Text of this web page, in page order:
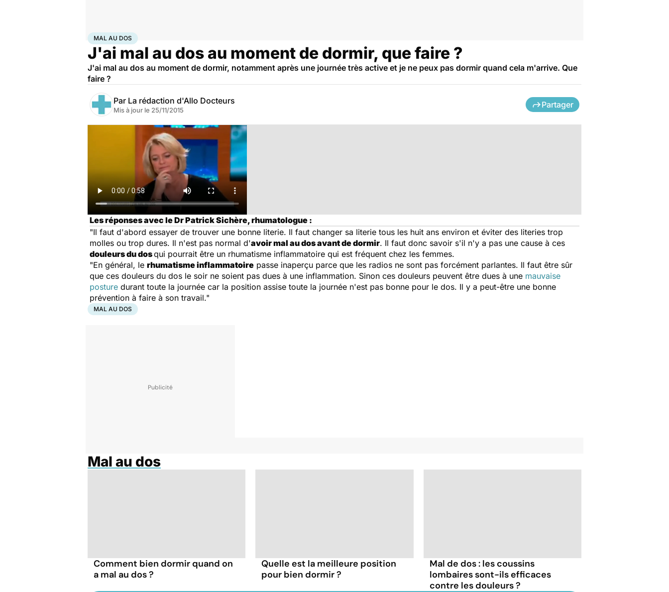
Accueil SantéMaladies
MAL AU DOS
J'ai mal au dos au moment de dormir, que faire ?
J'ai mal au dos au moment de dormir, notamment après une journée très active et je ne peux pas dormir quand cela m'arrive. Que
faire ?
Par La rédaction d'Allo Docteurs
Mis à jour le 25/11/2015
Partager
Les réponses avec le Dr Patrick Sichère, rhumatologue :
"Il faut d'abord essayer de trouver une bonne literie. Il faut changer sa literie tous les huit ans environ et éviter des literies trop
molles ou trop dures. Il n'est pas normal d'avoir mal au dos avant de dormir. Il faut donc savoir s'il n'y a pas une cause à ces
douleurs du dosqui pourrait être un rhumatisme inflammatoire qui est fréquent chez les femmes.
"En général, le rhumatisme inflammatoire passe inaperçu parce que les radios ne sont pas forcément parlantes. Il faut être sûr
que ces douleurs du dos le soir ne soient pas dues à une inflammation. Sinon ces douleurs peuvent être dues à une mauvaise
posture durant toute la journée car la position assise toute la journée n'est pas bonne pour le dos. Il y a peut-être une bonne
prévention à faire à son travail."
MAL AU DOS
Mal au dos
Comment bien dormir quand on
a mal au dos ?
Quelle est la meilleure position
pour bien dormir ?
Mal de dos : les coussins
lombaires sont-ils efficaces
contre les douleurs ?